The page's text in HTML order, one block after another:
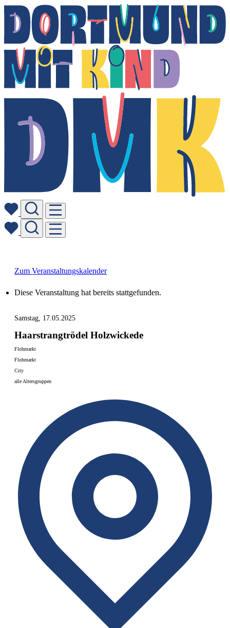
Zum Veranstaltungskalender
Diese Veranstaltung hat bereits stattgefunden.
Samstag, 17.05.2025
Haarstrangtrödel Holzwickede
Flohmarkt
Flohmarkt
City
alle Altersgruppen